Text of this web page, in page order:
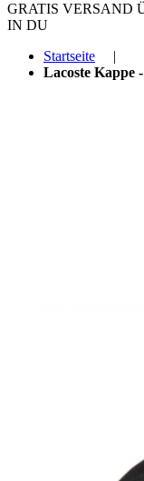
GRATIS VERSAND
IN DU
Startseite
|
Lacoste Kappe